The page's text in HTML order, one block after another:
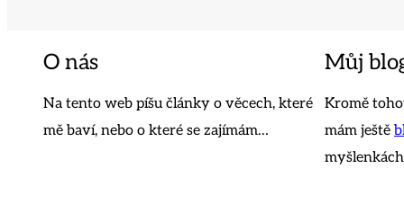
O nás
Na tento web píšu články o věcech, které
mě baví, nebo o které se zajímám…
Můj
Kromě
mám ještě